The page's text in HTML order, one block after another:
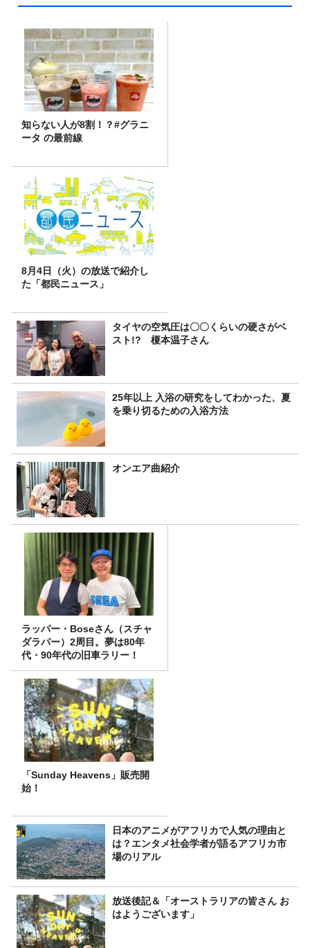
知らない人が8割！？#グラニ
ータ の最前線
8月4日（火）の放送で紹介し
た「都民ニュース」
タイヤの空気圧は〇〇くらいの硬さがベ
スト!? 榎本温子さん
25年以上 入浴の研究をしてわかった、夏
を乗り切るための入浴方法
オンエア曲紹介
ラッパー・Boseさん（スチャ
ダラパー）2周目。夢は80年
代・90年代の旧車ラリー！
「Sunday Heavens」販売開
始！
日本のアニメがアフリカで人気の理由と
は？エンタメ社会学者が語るアフリカ市
場のリアル
放送後記＆「オーストラリアの皆さん お
はようございます」